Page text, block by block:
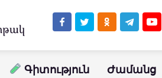
Գիտություն Ժամանց